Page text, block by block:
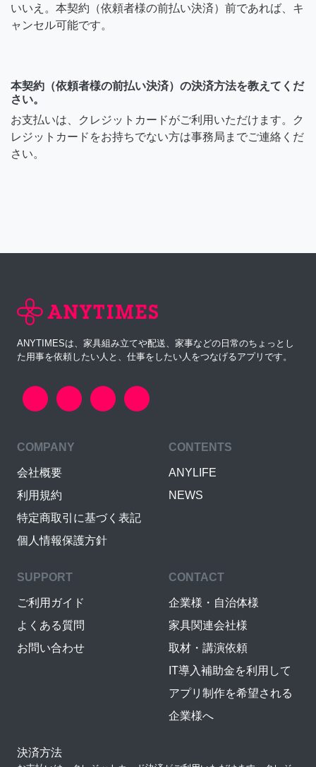
いいえ。本契約（依頼者様の前払い決済）前であれば、キ
ャンセル可能です。
本契約（依頼者様の前払い決済）の決済方法を教えてくだ
さい。
お支払いは、クレジットカードがご利用いただけます。ク
レジットカードをお持ちでない方は事務局までご連絡くだ
さい。
ANYTIMESは、家具組み立てや配送、家事などの日常のちょっとし
た用事を依頼したい人と、仕事をしたい人をつなげるアプリです。
COMPANY
会社概要
利用規約
特定商取引に基づく表記
個人情報保護方針
CONTENTS
ANYLIFE
NEWS
SUPPORT
ご利用ガイド
よくある質問
お問い合わせ
CONTACT
企業様・自治体様
家具関連会社様
取材・講演依頼
IT導入補助金を利用して
アプリ制作を希望される
企業様へ
決済方法